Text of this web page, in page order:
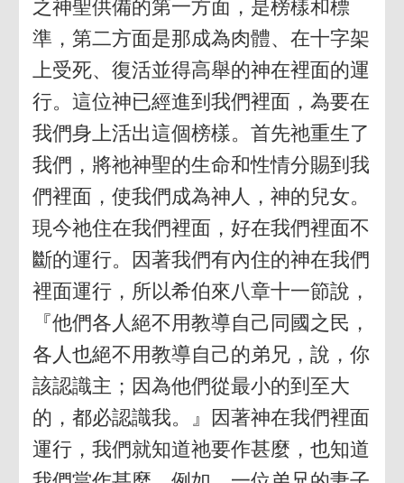
之神聖供備的第一方面，是榜樣和標
準，第二方面是那成為肉體、在十字架
上受死、復活並得高舉的神在裡面的運
行。這位神已經進到我們裡面，為要在
我們身上活出這個榜樣。首先祂重生了
我們，將祂神聖的生命和性情分賜到我
們裡面，使我們成為神人，神的兒女。
現今祂住在我們裡面，好在我們裡面不
斷的運行。因著我們有內住的神在我們
裡面運行，所以希伯來八章十一節說，
『他們各人絕不用教導自己同國之民，
各人也絕不用教導自己的弟兄，說，你
該認識主；因為他們從最小的到至大
的，都必認識我。』因著神在我們裡面
運行，我們就知道祂要作甚麼，也知道